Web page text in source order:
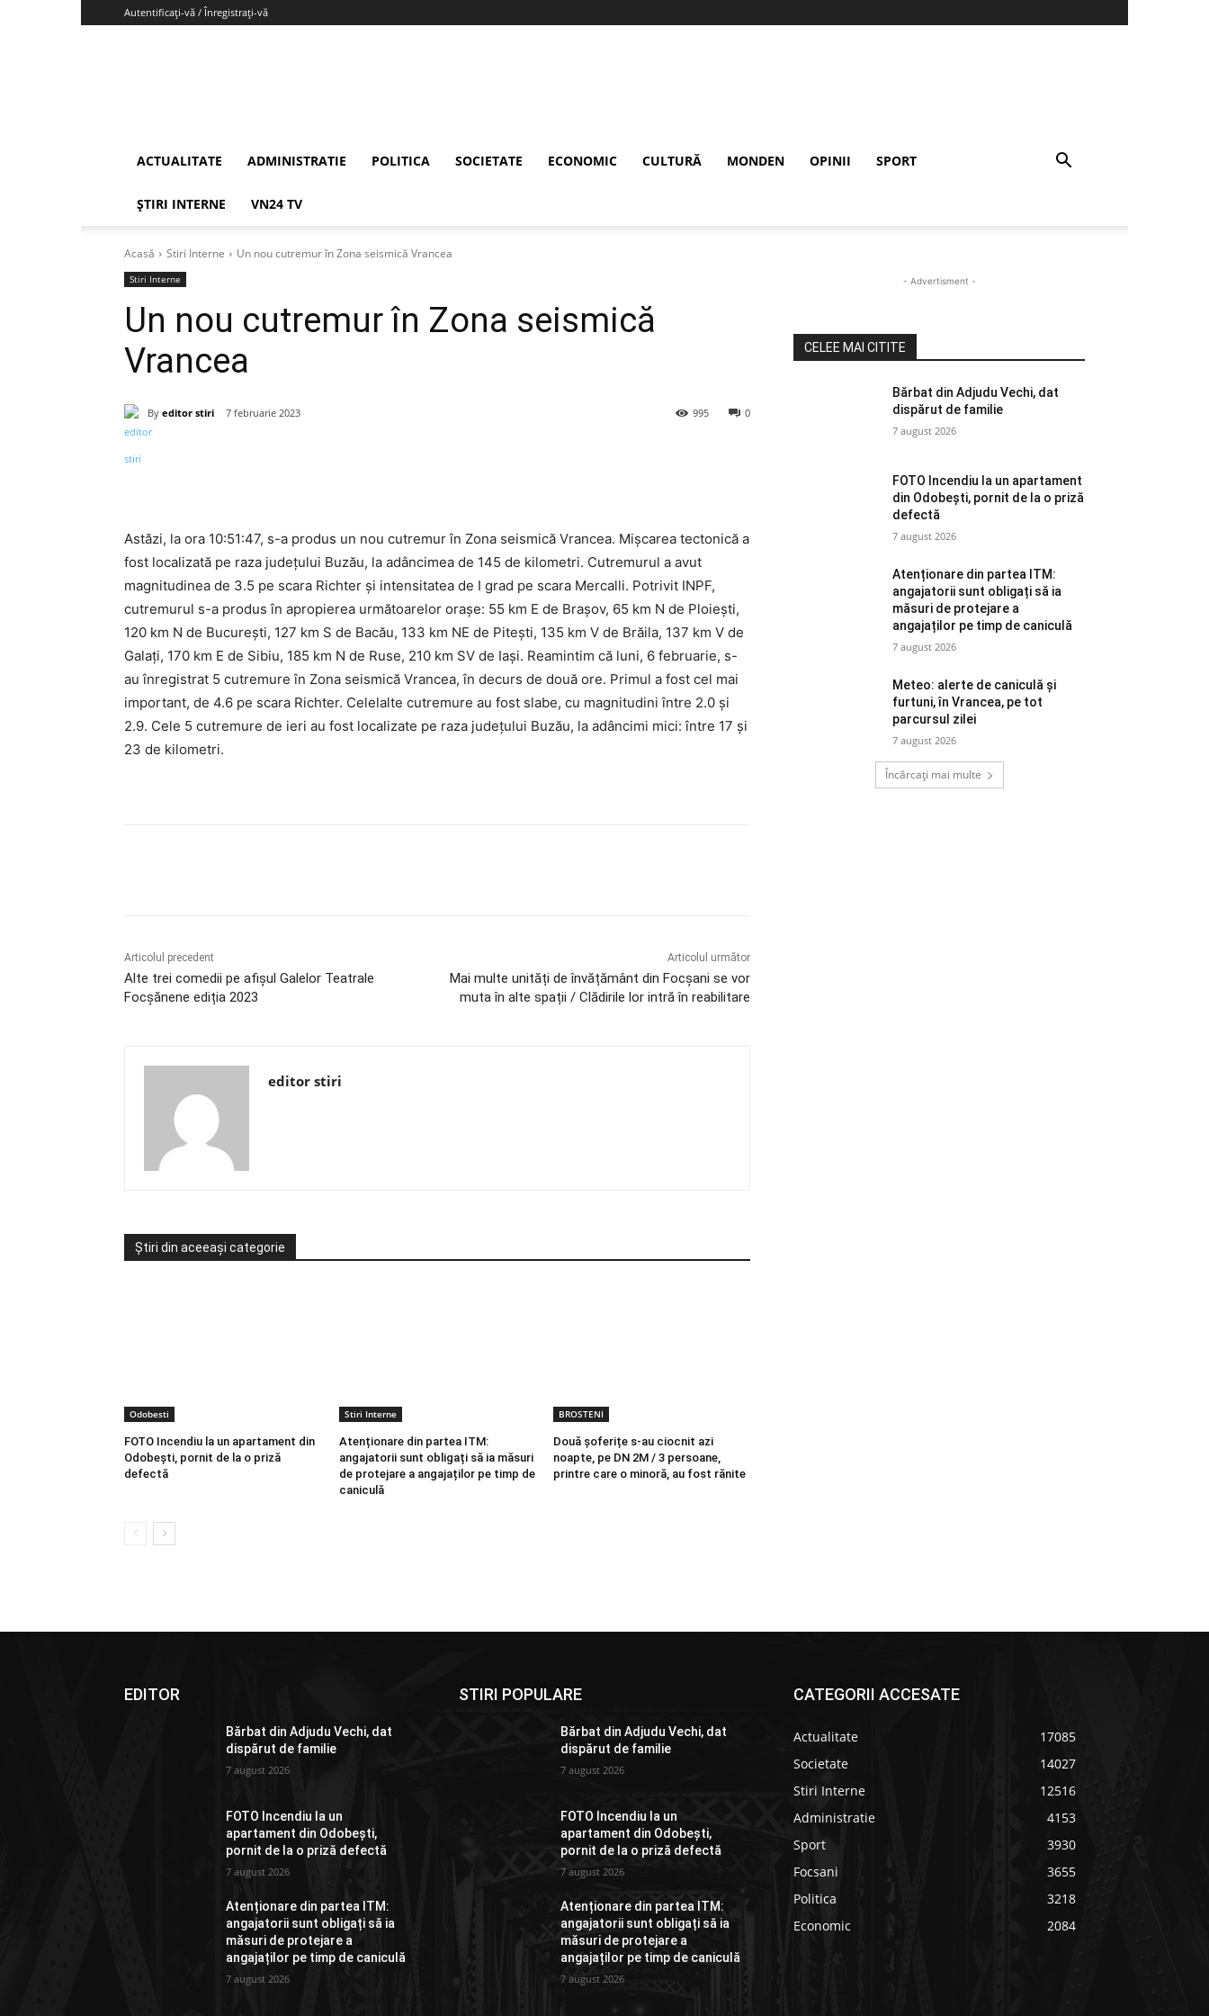
Autentificați-vă / Înregistrați-vă
ACTUALITATE ADMINISTRATIE POLITICA SOCIETATE ECONOMIC CULTURĂ MONDEN OPINII SPORT
ȘTIRI INTERNE VN24 TV
Acasă Stiri Interne Un nou cutremur în Zona seismică Vrancea
Stiri Interne
Un nou cutremur în Zona seismică
Vrancea
By editor stiri 7 februarie 2023 0
995
Astăzi, la ora 10:51:47, s-a produs un nou cutremur în Zona seismică Vrancea. Mișcarea tectonică a
fost localizată pe raza județului Buzău, la adâncimea de 145 de kilometri. Cutremurul a avut
magnitudinea de 3.5 pe scara Richter și intensitatea de I grad pe scara Mercalli. Potrivit INPF,
cutremurul s-a produs în apropierea următoarelor oraşe: 55 km E de Brașov, 65 km N de Ploiești,
120 km N de București, 127 km S de Bacău, 133 km NE de Pitești, 135 km V de Brăila, 137 km V de
Galați, 170 km E de Sibiu, 185 km N de Ruse, 210 km SV de Iași. Reamintim că luni, 6 februarie, s-
au înregistrat 5 cutremure în Zona seismică Vrancea, în decurs de două ore. Primul a fost cel mai
important, de 4.6 pe scara Richter. Celelalte cutremure au fost slabe, cu magnitudini între 2.0 și
2.9. Cele 5 cutremure de ieri au fost localizate pe raza județului Buzău, la adâncimi mici: între 17 și
23 de kilometri.
Articolul precedent
Alte trei comedii pe afișul Galelor Teatrale
Focșănene ediția 2023
Articolul următor
Mai multe unități de învățământ din Focșani se vor
muta în alte spații / Clădirile lor intră în reabilitare
editor stiri
Știri din aceeași categorie
Odobesti
FOTO Incendiu la un apartament din
Odobești, pornit de la o priză
defectă
Stiri Interne
Atenționare din partea ITM:
angajatorii sunt obligați să ia măsuri
de protejare a angajaților pe timp de
caniculă
BROSTENI
Două șoferițe s-au ciocnit azi
noapte, pe DN 2M / 3 persoane,
printre care o minoră, au fost rănite
- Advertisment -
CELEE MAI CITITE
Bărbat din Adjudu Vechi, dat
dispărut de familie
7 august 2026
FOTO Incendiu la un apartament
din Odobești, pornit de la o priză
defectă
7 august 2026
Atenționare din partea ITM:
angajatorii sunt obligați să ia
măsuri de protejare a
angajaților pe timp de caniculă
7 august 2026
Meteo: alerte de caniculă și
furtuni, în Vrancea, pe tot
parcursul zilei
7 august 2026
Încărcați mai multe
EDITOR
Bărbat din Adjudu Vechi, dat
dispărut de familie
7 august 2026
FOTO Incendiu la un
apartament din Odobești,
pornit de la o priză defectă
7 august 2026
Atenționare din partea ITM:
angajatorii sunt obligați să ia
măsuri de protejare a
angajaților pe timp de caniculă
7 august 2026
STIRI POPULARE
Bărbat din Adjudu Vechi, dat
dispărut de familie
7 august 2026
FOTO Incendiu la un
apartament din Odobești,
pornit de la o priză defectă
7 august 2026
Atenționare din partea ITM:
angajatorii sunt obligați să ia
măsuri de protejare a
angajaților pe timp de caniculă
7 august 2026
CATEGORII ACCESATE
Actualitate
17085
Societate
14027
Stiri Interne
12516
Administratie
4153
Sport
3930
Focsani
3655
Politica
3218
Economic
2084